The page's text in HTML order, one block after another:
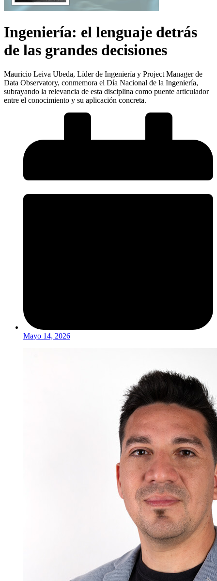
Ingeniería: el lenguaje detrás
de las grandes decisiones
Mauricio Leiva Ubeda, Líder de Ingeniería y Project Manager de
Data Observatory, conmemora el Día Nacional de la Ingeniería,
subrayando la relevancia de esta disciplina como puente articulador
entre el conocimiento y su aplicación concreta.
Mayo 14, 2026